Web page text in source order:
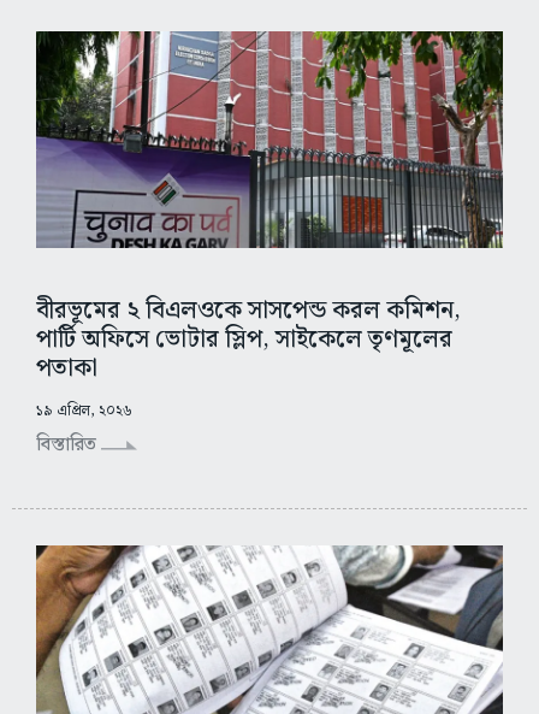
বীরভূমের ২ বিএলওকে সাসপেন্ড করল কমিশন,
পার্টি অফিসে ভোটার স্লিপ, সাইকেলে তৃণমূলের
পতাকা
১৯ এপ্রিল, ২০২৬
বিস্তারিত